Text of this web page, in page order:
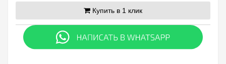
Купить в 1 клик